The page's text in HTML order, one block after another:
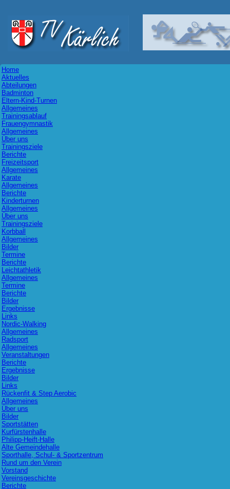
Home
Aktuelles
Abteilungen
Badminton
Eltern-Kind-Turnen
Allgemeines
Trainingsablauf
Frauengymnastik
Allgemeines
Über uns
Trainingsziele
Berichte
Freizeitsport
Allgemeines
Karate
Allgemeines
Berichte
Kinderturnen
Allgemeines
Über uns
Trainingsziele
Korbball
Allgemeines
Bilder
Termine
Berichte
Leichtathletik
Allgemeines
Termine
Berichte
Bilder
Ergebnisse
Links
Nordic-Walking
Allgemeines
Radsport
Allgemeines
Veranstaltungen
Berichte
Ergebnisse
Bilder
Links
Rückenfit & Step Aerobic
Allgemeines
Über uns
Bilder
Sportstätten
Kurfürstenhalle
Philipp-Heift-Halle
Alte Gemeindehalle
Sporthalle, Schul- & Sportzentrum
Rund um den Verein
Vorstand
Vereinsgeschichte
Berichte